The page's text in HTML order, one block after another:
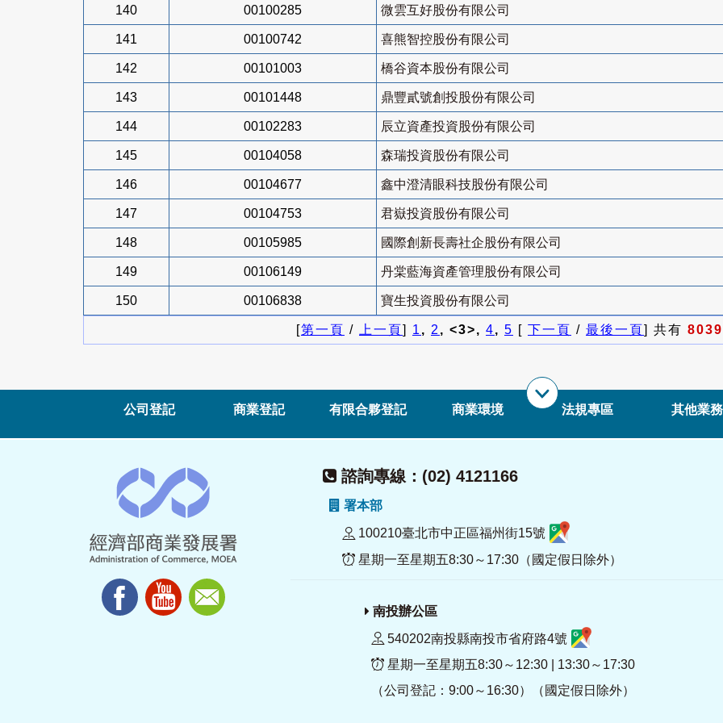
140 00100285 微雲互好股份有限公司
141 00100742 喜熊智控股份有限公司
142 00101003 橋谷資本股份有限公司
143 00101448 鼎豐貳號創投股份有限公司
144 00102283 辰立資產投資股份有限公司
145 00104058 森瑞投資股份有限公司
146 00104677 鑫中澄清眼科技股份有限公司
147 00104753 君嶽投資股份有限公司
148 00105985 國際創新長壽社企股份有限公司
149 00106149 丹棠藍海資產管理股份有限公司
150 00106838 寶生投資股份有限公司
[第一頁 / 上一頁] 1, 2, <3>, 4, 5 [ 下一頁 / 最後一頁] 共有 8039
公司登記 商業登記 有限合夥登記 商業環境 法規專區 其他業務
諮詢專線：(02) 4121166
署本部
100210臺北市中正區福州街15號
星期一至星期五8:30～17:30（國定假日除外）
南投辦公區
540202南投縣南投市省府路4號
星期一至星期五8:30～12:30 | 13:30～17:30
（公司登記：9:00～16:30）（國定假日除外）